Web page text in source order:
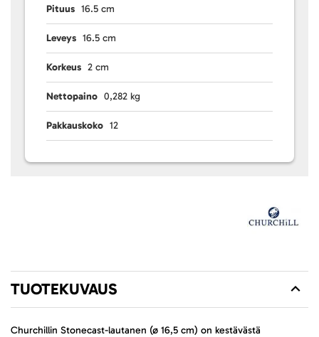
Pituus 16.5 cm
Leveys 16.5 cm
Korkeus 2 cm
Nettopaino 0,282 kg
Pakkauskoko 12
TUOTEKUVAUS
Churchillin Stonecast-lautanen (ø 16,5 cm) on kestävästä